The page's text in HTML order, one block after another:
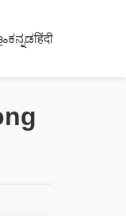
ಕನ್ನಡहिंदी